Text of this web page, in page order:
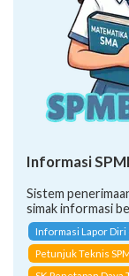
Informasi
Sistem
simak informasi
Informasi Lapor Diri
Petunjuk Teknis